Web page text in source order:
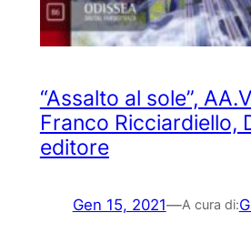
“Assalto al sole”,
Franco Ricciardiello,
editore
Gen 15, 2021—A cura di: